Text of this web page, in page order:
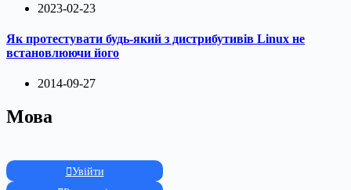
2023-02-23
Як протестувати будь-який з дистрибутивів Linux не
встановлюючи його
2014-09-27
Мова
Увійти